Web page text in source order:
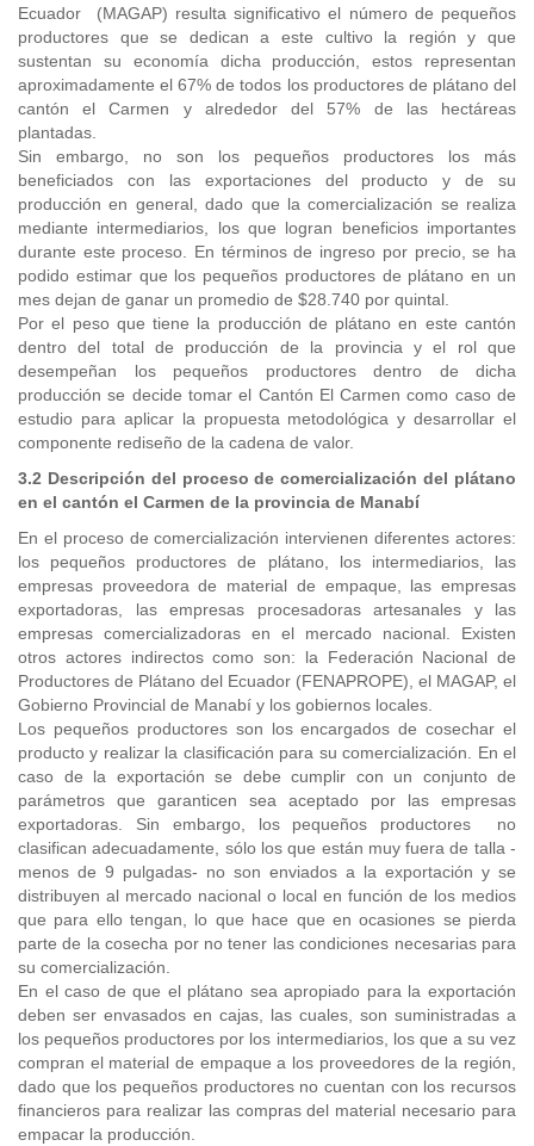
Ecuador (MAGAP) resulta significativo el número de pequeños
productores que se dedican a este cultivo la región y que
sustentan su economía dicha producción, estos representan
aproximadamente el 67% de todos los productores de plátano del
cantón el Carmen y alrededor del 57% de las hectáreas
plantadas.
Sin embargo, no son los pequeños productores los más
beneficiados con las exportaciones del producto y de su
producción en general, dado que la comercialización se realiza
mediante intermediarios, los que logran beneficios importantes
durante este proceso. En términos de ingreso por precio, se ha
podido estimar que los pequeños productores de plátano en un
mes dejan de ganar un promedio de $28.740 por quintal.
Por el peso que tiene la producción de plátano en este cantón
dentro del total de producción de la provincia y el rol que
desempeñan los pequeños productores dentro de dicha
producción se decide tomar el Cantón El Carmen como caso de
estudio para aplicar la propuesta metodológica y desarrollar el
componente rediseño de la cadena de valor.
3.2 Descripción del proceso de comercialización del plátano
en el cantón el Carmen de la provincia de Manabí
En el proceso de comercialización intervienen diferentes actores:
los pequeños productores de plátano, los intermediarios, las
empresas proveedora de material de empaque, las empresas
exportadoras, las empresas procesadoras artesanales y las
empresas comercializadoras en el mercado nacional. Existen
otros actores indirectos como son: la Federación Nacional de
Productores de Plátano del Ecuador (FENAPROPE), el MAGAP, el
Gobierno Provincial de Manabí y los gobiernos locales.
Los pequeños productores son los encargados de cosechar el
producto y realizar la clasificación para su comercialización. En el
caso de la exportación se debe cumplir con un conjunto de
parámetros que garanticen sea aceptado por las empresas
exportadoras. Sin embargo, los pequeños productores no
clasifican adecuadamente, sólo los que están muy fuera de talla -
menos de 9 pulgadas- no son enviados a la exportación y se
distribuyen al mercado nacional o local en función de los medios
que para ello tengan, lo que hace que en ocasiones se pierda
parte de la cosecha por no tener las condiciones necesarias para
su comercialización.
En el caso de que el plátano sea apropiado para la exportación
deben ser envasados en cajas, las cuales, son suministradas a
los pequeños productores por los intermediarios, los que a su vez
compran el material de empaque a los proveedores de la región,
dado que los pequeños productores no cuentan con los recursos
financieros para realizar las compras del material necesario para
empacar la producción.